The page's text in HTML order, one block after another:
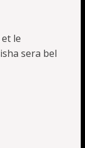
le
sera bel